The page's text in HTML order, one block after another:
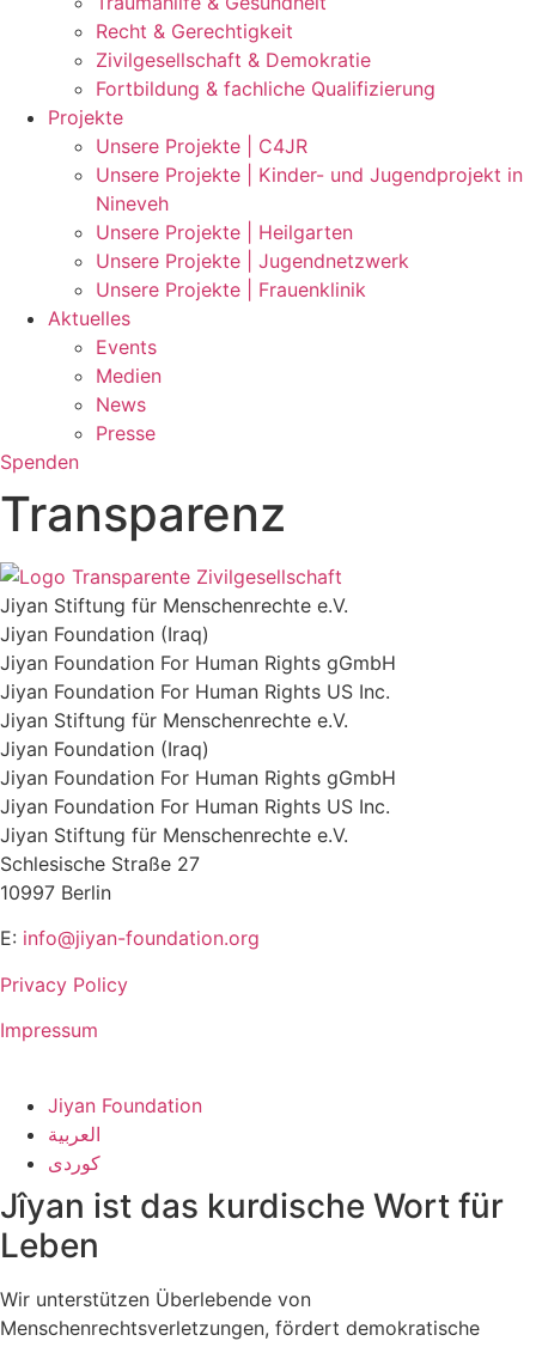
Recht & Gerechtigkeit
Zivilgesellschaft & Demokratie
Fortbildung & fachliche Qualifizierung
Projekte
Unsere Projekte | C4JR
Unsere Projekte | Kinder- und Jugendprojekt in
Nineveh
Unsere Projekte | Heilgarten
Unsere Projekte | Jugendnetzwerk
Unsere Projekte | Frauenklinik
Aktuelles
Events
Medien
News
Presse
Spenden
Transparenz
Jiyan Stiftung für Menschenrechte e.V.
Jiyan Foundation (Iraq)
Jiyan Foundation For Human Rights gGmbH
Jiyan Foundation For Human Rights US Inc.​
Jiyan Stiftung für Menschenrechte e.V.
Jiyan Foundation (Iraq)
Jiyan Foundation For Human Rights gGmbH
Jiyan Foundation For Human Rights US Inc.​
Jiyan Stiftung für Menschenrechte e.V.
Schlesische Straße 27
10997 Berlin
E: info@jiyan-foundation.org
Privacy Policy
Impressum
Jiyan Foundation
العربية
کوردی
Jîyan ist das kurdische Wort für
Leben
Wir unterstützen Überlebende von
Menschenrechtsverletzungen, fördert demokratische